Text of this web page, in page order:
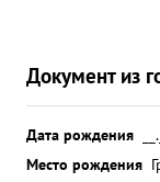
Документ из
Дата рождения
Место рождения